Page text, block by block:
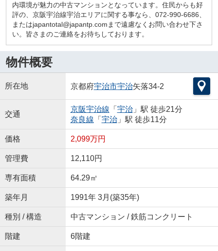
内環境が魅力の中古マンションとなっています。住民からも好
評の、京阪宇治線宇治エリアに関する事なら、072-990-6686、
またはjapantotal@japantp.comまで遠慮なくお問い合わせ下さ
い。皆さまのご連絡をお待ちしております。
物件概要
所在地 京都府宇治市宇治矢落34-2
交通
京阪宇治線 「 宇治」駅 徒歩21分
奈良線 「 宇治」駅 徒歩11分
価格 2,099万円
管理費 12,110円
専有面積 64.29㎡
築年月 1991年 3月(築35年)
種別 / 構造 中古マンション / 鉄筋コンクリート
階建 6階建